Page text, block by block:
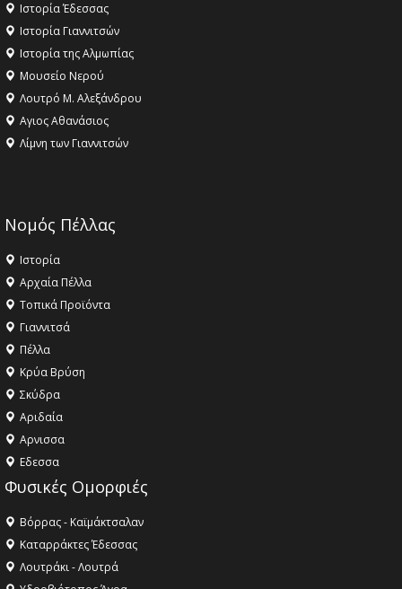
Ιστορία Έδεσσας
Ιστορία Γιαννιτσών
Ιστορία της Αλμωπίας
Μουσείο Νερού
Λουτρό Μ. Αλεξάνδρου
Αγιος Αθανάσιος
Λίμνη των Γιαννιτσών
Νομός Πέλλας
Ιστορία
Αρχαία Πέλλα
Τοπικά Προϊόντα
Γιαννιτσά
Πέλλα
Κρύα Βρύση
Σκύδρα
Αριδαία
Aρνισσα
Eδεσσα
Φυσικές Ομορφιές
Βόρρας - Καϊμάκτσαλαν
Καταρράκτες Έδεσσας
Λουτράκι - Λουτρά